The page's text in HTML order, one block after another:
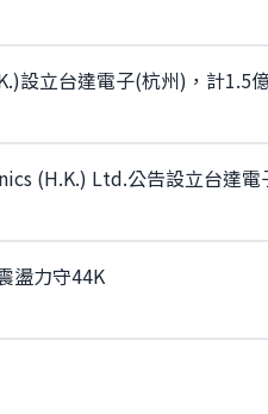
設立台達電子(杭州)，計1.5
(H.K.) Ltd.公告設立台達電
盪力守44K